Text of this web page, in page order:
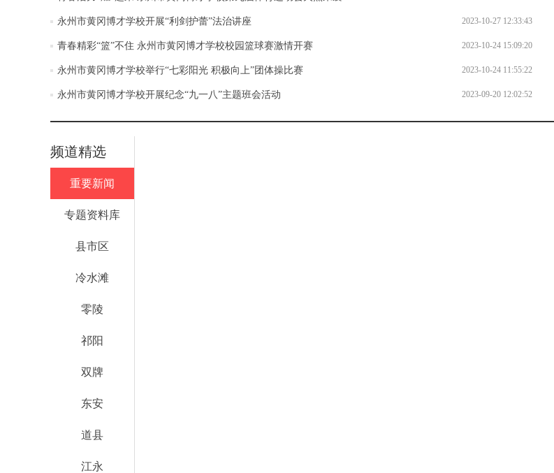
永州市黄冈博才学校开展“利剑护蕾”法治讲座 2023-10-27 12:33:43
青春精彩“篮”不住 永州市黄冈博才学校校园篮球赛激情开赛 2023-10-24 15:09:20
永州市黄冈博才学校举行“七彩阳光 积极向上”团体操比赛 2023-10-24 11:55:22
永州市黄冈博才学校开展纪念“九一八”主题班会活动 2023-09-20 12:02:52
频道精选
重要新闻
专题资料库
县市区
冷水滩
零陵
祁阳
双牌
东安
道县
江永